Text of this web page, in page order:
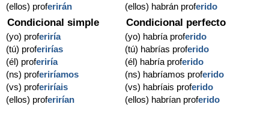
(ellos) proferirán
(ellos) habrán proferido
Condicional simple
(yo) proferiría
(tú) proferirías
(él) proferiría
(ns) proferiríamos
(vs) proferiríais
(ellos) proferirían
Condicional perfecto
(yo) habría proferido
(tú) habrías proferido
(él) habría proferido
(ns) habríamos proferido
(vs) habríais proferido
(ellos) habrían proferido